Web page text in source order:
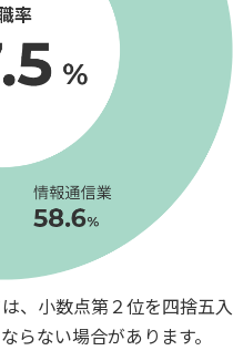
、小数点第２位を四捨五入
らない場合があります。